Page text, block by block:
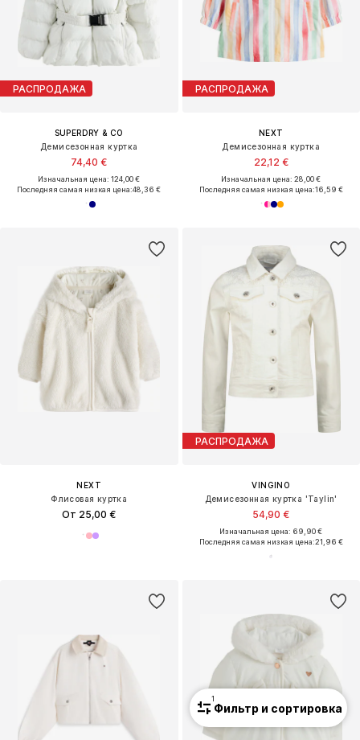
РАСПРОДАЖА
SUPERDRY & CO
Демисезонная куртка
74,40 €
Изначальная цена: 124,00 €
Последняя самая низкая цена:48,36 €
РАСПРОДАЖА
NEXT
Демисезонная куртка
22,12 €
Изначальная цена: 28,00 €
Последняя самая низкая цена:16,59 €
NEXT
Флисовая куртка
От 25,00 €
РАСПРОДАЖА
VINGINO
Демисезонная куртка 'Taylin'
54,90 €
Изначальная цена: 69,90 €
Последняя самая низкая цена:21,96 €
1
Фильтр и сортировка